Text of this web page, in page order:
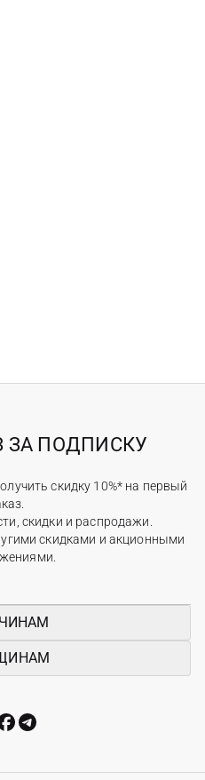
ЗА ПОДПИСКУ
скидку 10%* на первый
скидки и распродажи.
скидками и акционными